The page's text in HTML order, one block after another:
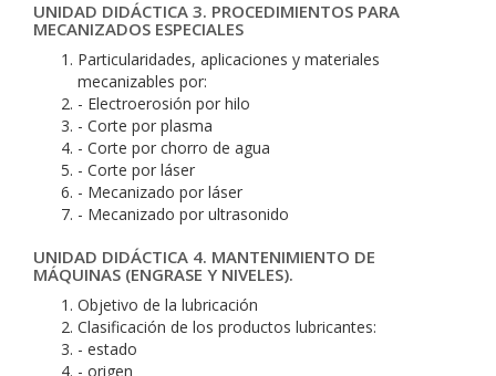
UNIDAD DIDÁCTICA 3. PROCEDIMIENTOS PARA
MECANIZADOS ESPECIALES
Particularidades, aplicaciones y materiales
mecanizables por:
- Electroerosión por hilo
- Corte por plasma
- Corte por chorro de agua
- Corte por láser
- Mecanizado por láser
- Mecanizado por ultrasonido
UNIDAD DIDÁCTICA 4. MANTENIMIENTO DE
MÁQUINAS (ENGRASE Y NIVELES).
Objetivo de la lubricación
Clasificación de los productos lubricantes:
- estado
- origen